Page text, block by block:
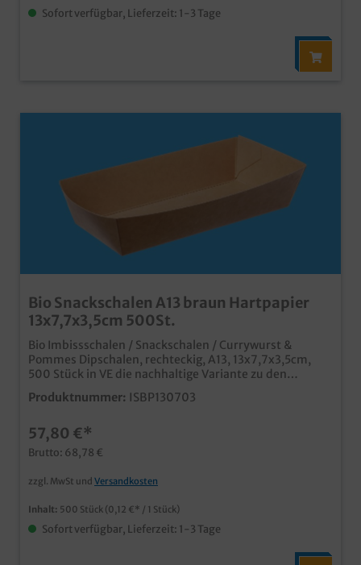
Sofort verfügbar, Lieferzeit: 1-3 Tage
Bio Snackschalen A13 braun Hartpapier
13x7,7x3,5cm 500St.
Bio Imbissschalen / Snackschalen / Currywurst &
Pommes Dipschalen, rechteckig, A13, 13x7,7x3,5cm,
500 Stück in VE die nachhaltige Variante zu den
bekannten PP Imbissschalen / A Schalen aus biologisch
abbaubarem, unbeschichtetem Papiermaterial ideal
Food Truck, Kantine, usw. in verschiedenen Größen und
auch Unterteilungen erhältlich
Produktnummer: ISBP130703
57,80 €*
Brutto: 68,78 €
zzgl. MwSt und Versandkosten
Inhalt: 500 Stück (0,12 €* / 1 Stück)
Sofort verfügbar, Lieferzeit: 1-3 Tage